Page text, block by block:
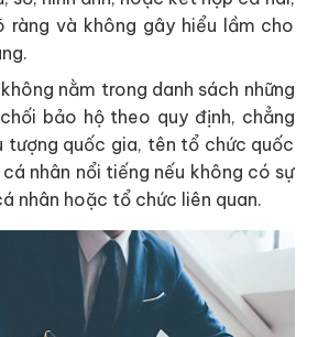
ràng và không gây hiểu lầm cho
nằm trong danh sách những
bảo hộ theo quy định, chẳng
tượng quốc gia, tên tổ chức quốc
nhân nổi tiếng nếu không có sự
nhân hoặc tổ chức liên quan.